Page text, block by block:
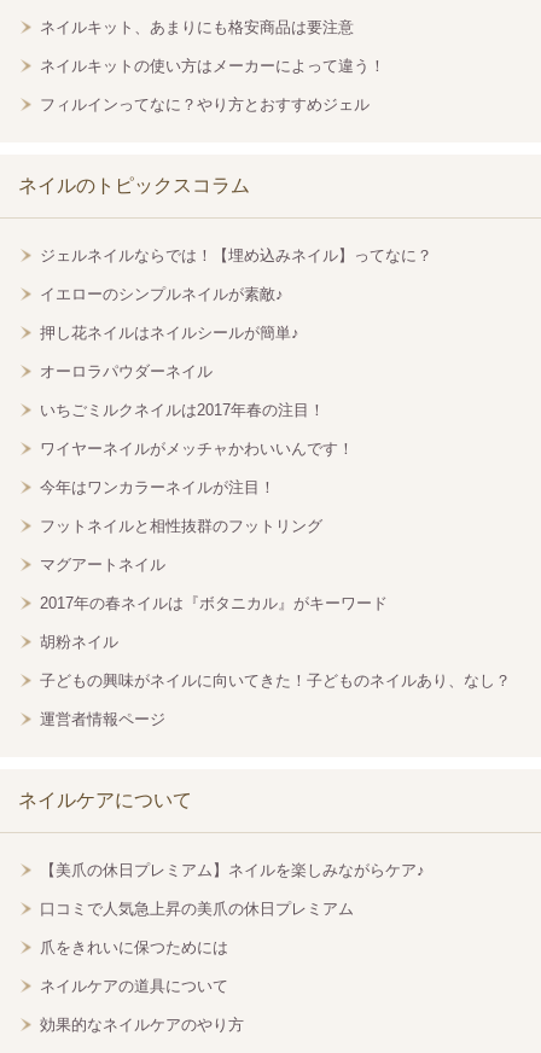
ネイルキット、あまりにも格安商品は要注意
ネイルキットの使い方はメーカーによって違う！
フィルインってなに？やり方とおすすめジェル
ネイルのトピックスコラム
ジェルネイルならでは！【埋め込みネイル】ってなに？
イエローのシンプルネイルが素敵♪
押し花ネイルはネイルシールが簡単♪
オーロラパウダーネイル
いちごミルクネイルは2017年春の注目！
ワイヤーネイルがメッチャかわいいんです！
今年はワンカラーネイルが注目！
フットネイルと相性抜群のフットリング
マグアートネイル
2017年の春ネイルは『ボタニカル』がキーワード
胡粉ネイル
子どもの興味がネイルに向いてきた！子どものネイルあり、なし？
運営者情報ページ
ネイルケアについて
【美爪の休日プレミアム】ネイルを楽しみながらケア♪
口コミで人気急上昇の美爪の休日プレミアム
爪をきれいに保つためには
ネイルケアの道具について
効果的なネイルケアのやり方